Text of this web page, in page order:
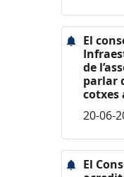
El
de
parlar
cotxes
20-06-
El